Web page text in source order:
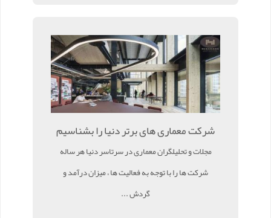
شرکت معماری های برتر دنیا را بشناسیم
مجلات و تحلیلگران معماری در سرتاسر دنیا هر ساله
شرکت ها را با توجه به فعالیت ها ، میزان درآمد و
گردش ...